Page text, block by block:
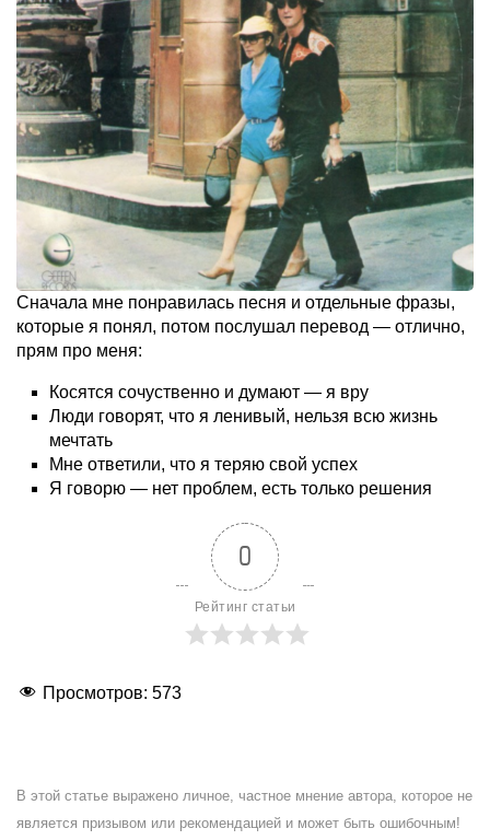
Сначала мне понравилась песня и отдельные фразы,
которые я понял, потом послушал перевод — отлично,
прям про меня:
Косятся сочуственно и думают — я вру
Люди говорят, что я ленивый, нельзя всю жизнь
мечтать
Мне ответили, что я теряю свой успех
Я говорю — нет проблем, есть только решения
0
Рейтинг статьи
Просмотров: 573
В этой статье выражено личное, частное мнение автора, которое не
является призывом или рекомендацией и может быть ошибочным!